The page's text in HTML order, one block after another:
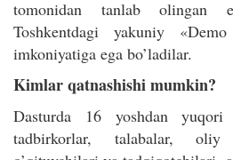
tomonidan tanlab olingan
Toshkentdagi yakuniy
imkoniyatiga ega bo’ladilar.
Kimlar qatnashishi mumkin?
Dasturda 16 yoshdan yuqori
tadbirkorlar, talabalar, oliy